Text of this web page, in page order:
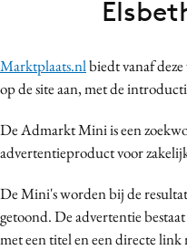
Carriere
Contentmarketing
Craft
Customer Experience
Digital transformation
Marktplaats.nlbiedt vanaf
op de site aan, met de
De Admarkt Mini is een
advertentieproduct voor
De Mini's worden bij de
getoond. De advertentie
met een titel en een directe link